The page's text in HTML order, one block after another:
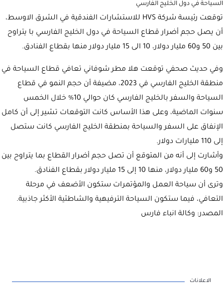
السياحة في دول الخليج الفارسي
توقعت رئيسة شركة HVS للاستشارات الفندقية في الشرق الاوسط،
أن يصل حجم أضرار قطاع السياحة في دول الخليج الفارسي با يتراوح
بين 50 و60 مليار دولار، 10 الى 15 مليار دولار منها بقطاع الفنادق.
وفي حديث صحفي توقعت هلا مطر شوفاني تعافي قطاع السياحة في
منطقة الخليج الفارسي في 2023، مضيفة أن حجم النمو في قطاع
السياحة والسفر بالخليج الفارسي كان حوالي 10% خلال الخمس
سنوات الماضية، وعلى هذا الأساس كانت التوقعات تشير إلى أن كامل
الإنفاق على السفر والسياحة بمنطقة الخليج الفارسي كانت ستصل
إلى 110 مليارات دولار.
وأشارت إلى أنه من المتوقع أن تصل حجم أضرار القطاع بما يتراوح بين
50 و60 مليار دولار، منها 10 إلى 15 مليار دولار بقطاع الفنادق.
وترى أن سياحة العمل والمؤتمرات ستكون الأضعف في مرحلة
التعافي، فيما ستكون السياحة الترفيهية والشاطئية الأكثر جاذبية.
المصدر: وكالة انباء فارس
الاعلانات